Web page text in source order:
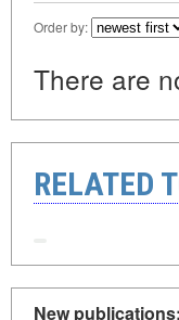
Order by:
There are
RELATED
New publications: